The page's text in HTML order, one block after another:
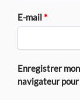
E-mail*
Enregistrer
navigateur